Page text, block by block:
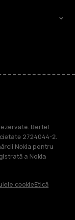
Bertel
2724044-2.
Nokia pentru
a Nokia
cookieEtică